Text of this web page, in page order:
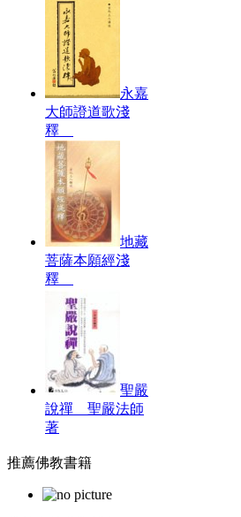
永嘉
大師證道歌淺
釋
地藏
菩薩本願經淺
釋
聖嚴
說禪 聖嚴法師
著
推薦佛教書籍